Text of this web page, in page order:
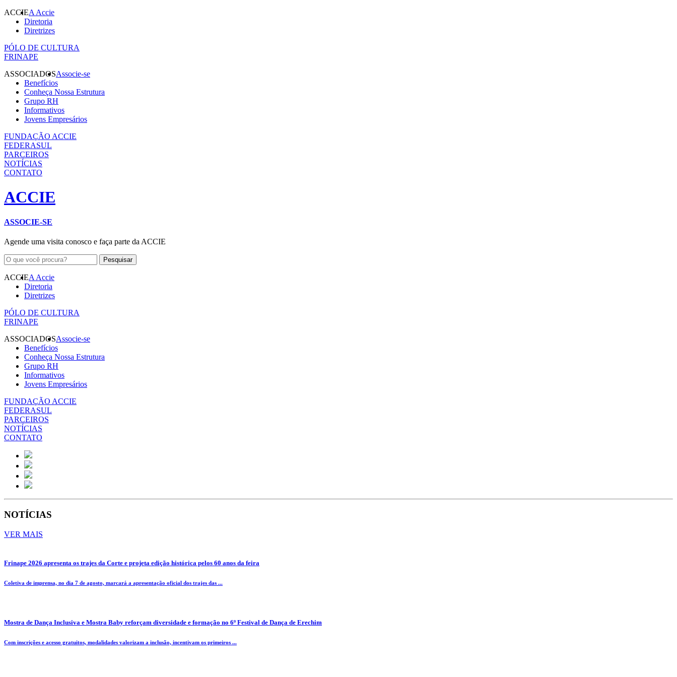
ACCIEA Accie
Diretoria
Diretrizes
PÓLO DE CULTURA
FRINAPE
ASSOCIADOSAssocie-se
Benefícios
Conheça Nossa Estrutura
Grupo RH
Informativos
Jovens Empresários
FUNDAÇÃO ACCIE
FEDERASUL
PARCEIROS
NOTÍCIAS
CONTATO
ACCIE
ASSOCIE-SE
Agende uma visita conosco e faça parte da ACCIE
ACCIEA Accie
Diretoria
Diretrizes
PÓLO DE CULTURA
FRINAPE
ASSOCIADOSAssocie-se
Benefícios
Conheça Nossa Estrutura
Grupo RH
Informativos
Jovens Empresários
FUNDAÇÃO ACCIE
FEDERASUL
PARCEIROS
NOTÍCIAS
CONTATO
NOTÍCIAS
VER MAIS
Frinape 2026 apresenta os trajes da Corte e projeta edição histórica pelos 60 anos da feira
Coletiva de imprensa, no dia 7 de agosto, marcará a apresentação oficial dos trajes das ...
Mostra de Dança Inclusiva e Mostra Baby reforçam diversidade e formação no 6º Festival de Dança de Erechim
Com inscrições e acesso gratuitos, modalidades valorizam a inclusão, incentivam os primeiros ...